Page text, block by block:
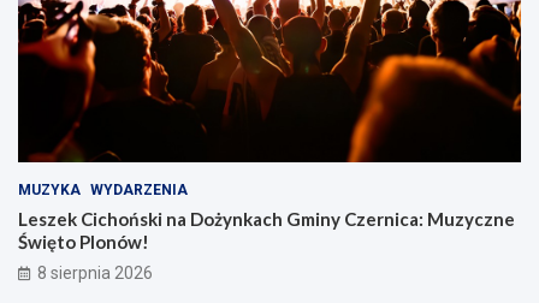
MUZYKA WYDARZENIA
Leszek Cichoński na Dożynkach Gminy Czernica: Muzyczne
Święto Plonów!
8 sierpnia 2026